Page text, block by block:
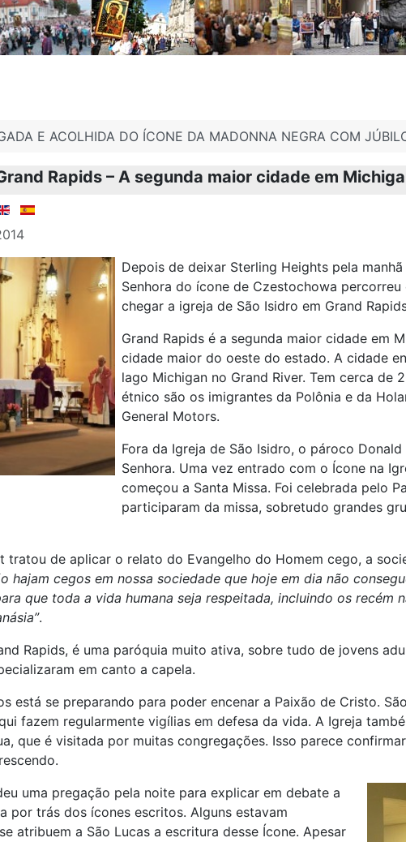
E ACOLHIDA DO ÍCONE DA MADONNA NEGRA COM
Rapids – A segunda maior cidade em
Depois de deixar Sterling Heights pela
Senhora do ícone de Czestochowa
chegar a igreja de São Isidro em Grand
Grand Rapids é a segunda maior cidade em
cidade maior do oeste do estado. A cidade
lago Michigan no Grand River. Tem cerca de
étnico são os imigrantes da Polônia e da
General Motors.
Fora da Igreja de São Isidro, o pároco
Senhora. Uma vez entrado com o Ícone na
começou a Santa Missa. Foi celebrada pelo
participaram da missa, sobretudo grandes
tratou de aplicar o relato do Evangelho do Homem cego, a
hajam cegos em nossa sociedade que hoje em dia não
que toda a vida humana seja respeitada, incluindo os recém
.
Rapids, é uma paróquia muito ativa, sobre tudo de jovens
em canto a capela.
está se preparando para poder encenar a Paixão de Cristo.
fazem regularmente vigílias em defesa da vida. A Igreja
que é visitada por muitas congregações. Isso parece
uma pregação pela noite para explicar em debate a
por trás dos ícones escritos. Alguns estavam
atribuem a São Lucas a escritura desse Ícone. Apesar